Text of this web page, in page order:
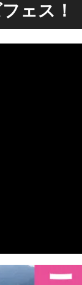
ェス！